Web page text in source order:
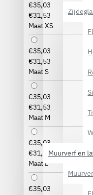
Muurverf en
€35,03
€31,53
Maat XS
€35,03
€31,53
Maat S
€35,03
€31,53
Maat M
€35,03
€31,53
Maat L
€35,03